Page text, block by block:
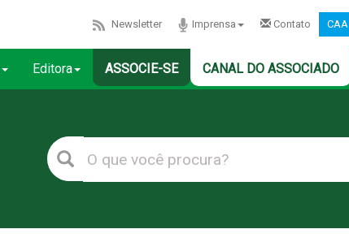
Newsletter Imprensa Contato CAA
Editora ASSOCIE-SE CANAL DO ASSOCIADO